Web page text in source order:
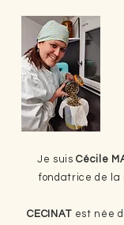
Je suisCécile
fondatrice de la
CECINAT est née